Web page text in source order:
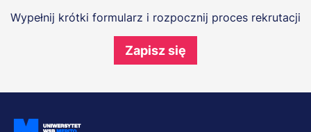
Wypełnij krótki formularz i rozpocznij proces rekrutacji
Zapisz się